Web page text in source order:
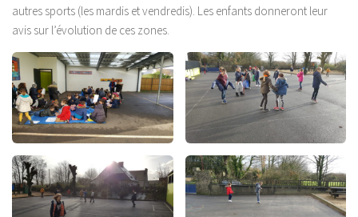
autres sports (les mardis et vendredis). Les enfants donneront leur
avis sur l’évolution de ces zones.